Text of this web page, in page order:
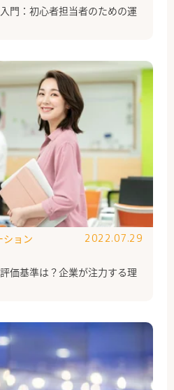
門：初心者担当者のための運
価基準は？企業が注力する理
ション
2022.07.29